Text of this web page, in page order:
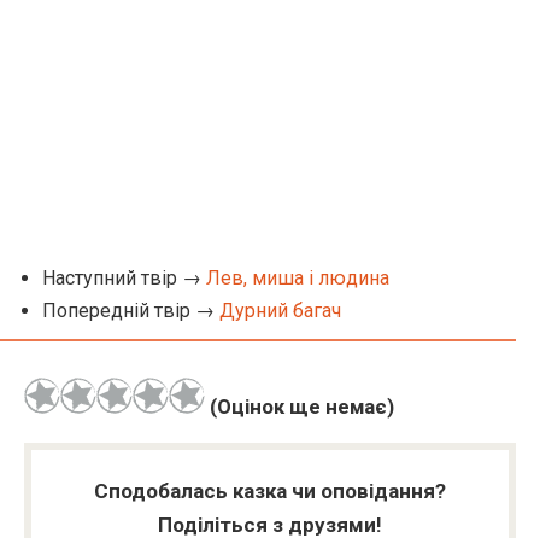
Наступний твір → Лев, миша і людина
Попередній твір → Дурний багач
(Оцінок ще немає)
Сподобалась казка чи оповідання?
Поділіться з друзями!